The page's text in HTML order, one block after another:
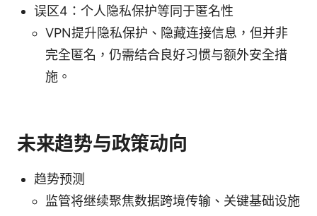
误区4：个人隐私保护等同于匿名性
VPN提升隐私保护、隐藏连接信息，但并非
完全匿名，仍需结合良好习惯与额外安全措
施。
未来趋势与政策动向
趋势预测
监管将继续聚焦数据跨境传输、关键基础设施